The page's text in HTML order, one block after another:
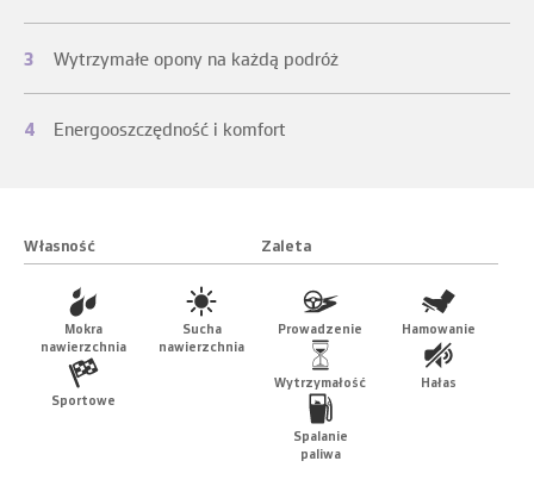
3 Wytrzymałe opony na każdą podróż
4 Energooszczędność i komfort
Własność
Mokra
nawierzchnia
Sucha
nawierzchnia
Sportowe
Zaleta
Prowadzenie Hamowanie
Wytrzymałość Hałas
Spalanie
paliwa